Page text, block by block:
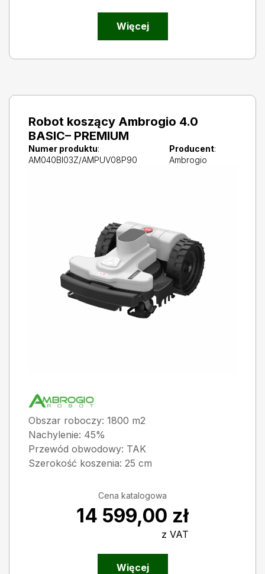
Więcej
Robot koszący Ambrogio 4.0
BASIC– PREMIUM
Numer produktu:
AM040BI03Z/AMPUV08P90
Producent:
Ambrogio
Obszar roboczy: 1800 m2
Nachylenie: 45%
Przewód obwodowy: TAK
Szerokość koszenia: 25 cm
Cena katalogowa
14 599,00 zł
z VAT
Więcej